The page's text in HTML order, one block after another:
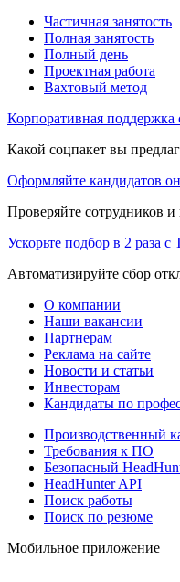
Частичная занятость
Полная занятость
Полный день
Проектная работа
Вахтовый метод
Корпоративная поддержка
Какой соцпакет вы
Оформляйте кандидатов
Проверяйте сотрудников
Ускорьте подбор в 2 раза с
Автоматизируйте сбор
О компании
Наши вакансии
Партнерам
Реклама на сайте
Новости и статьи
Инвесторам
Кандидаты по
Производственный
Требования к ПО
Безопасный
HeadHunter API
Поиск работы
Поиск по резюме
Мобильное приложение